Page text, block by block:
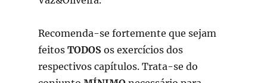
Recomenda-se fortemente que sejam
feitos TODOSos exercícios dos
respectivos capítulos. Trata-se do